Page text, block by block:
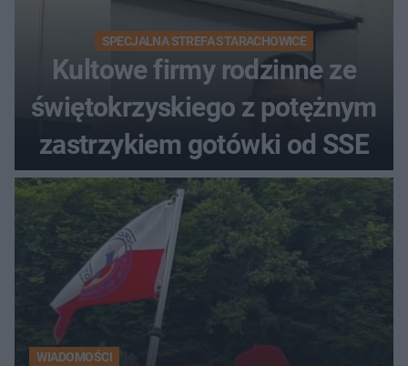
SPECJALNA STREFA STARACHOWICE
Kultowe firmy rodzinne ze
świętokrzyskiego z potężnym
zastrzykiem gotówki od SSE
WIADOMOŚCI